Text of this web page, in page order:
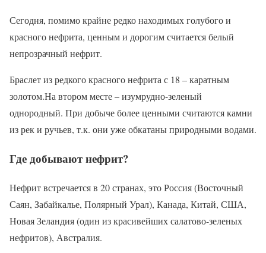
Сегодня, помимо крайне редко находимых голубого и
красного нефрита, ценным и дорогим считается белый
непрозрачный нефрит.
Браслет из редкого красного нефрита с 18 – каратным
золотом.На втором месте – изумрудно-зеленый
однородный. При добыче более ценными считаются камни
из рек и ручьев, т.к. они уже обкатаны природными водами.
Где добывают нефрит?
Нефрит встречается в 20 странах, это Россия (Восточный
Саян, Забайкалье, Полярный Урал), Канада, Китай, США,
Новая Зеландия (один из красивейших салатово-зеленых
нефритов), Австралия.